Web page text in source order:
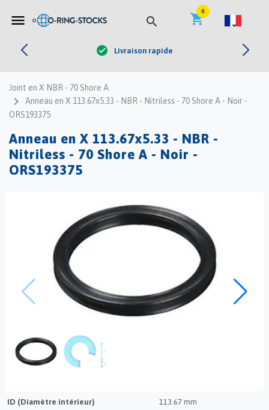
menu search shopping_cart
0
check Livraison rapide
Joint en X NBR - 70 Shore A
navigate_next
Anneau en X 113.67x5.33 - NBR - Nitriless - 70 Shore A - Noir -
ORS193375
Anneau en X 113.67x5.33 - NBR -
Nitriless - 70 Shore A - Noir -
ORS193375


ID (Diamètre intérieur) 113.67 mm